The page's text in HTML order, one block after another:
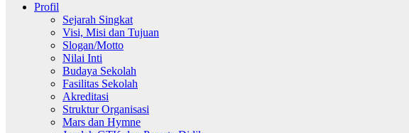
Profil
Sejarah Singkat
Visi, Misi dan Tujuan
Slogan/Motto
Nilai Inti
Budaya Sekolah
Fasilitas Sekolah
Akreditasi
Struktur Organisasi
Mars dan Hymne